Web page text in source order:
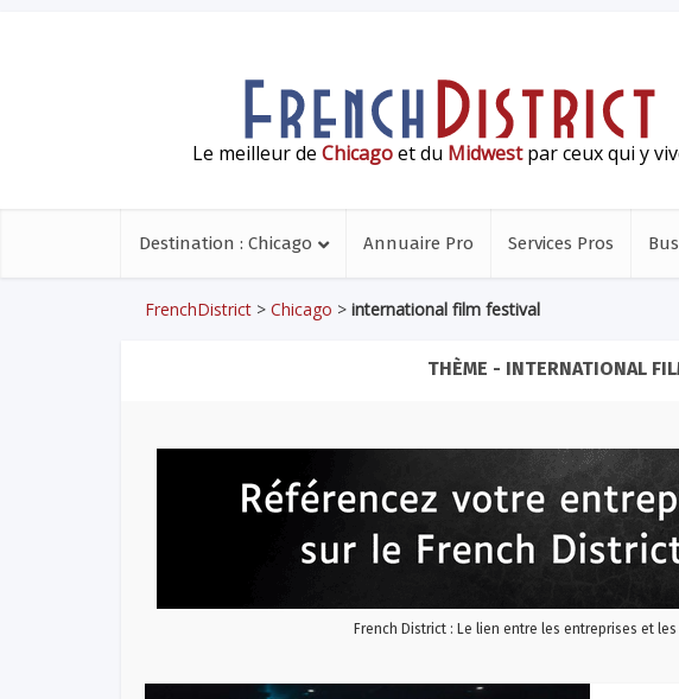
Le meilleur de Chicagoet du Midwestpar ceux qui y
Destination : Chicago Annuaire Pro Services Pros
FrenchDistrict > Chicago > international film festival
THÈME - INTERNATIONAL
French District : Le lien entre les entreprises et